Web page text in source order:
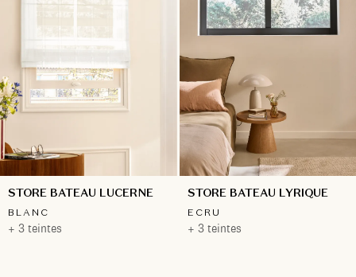
STORE BATEAU LUCERNE
BLANC
+ 3 teintes
STORE BATEAU LYRIQUE
ECRU
+ 3 teintes